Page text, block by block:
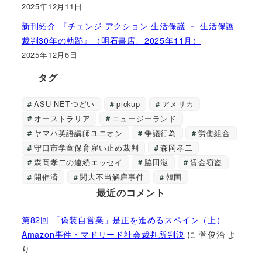
2025年12月11日
新刊紹介 『チェンジ アクション 生活保護 － 生活保護
裁判30年の軌跡』（明石書店、2025年11月）
2025年12月6日
タグ
ASU-NETつどい pickup
アメリカ
オーストラリア
ニュージーランド
ヤマハ英語講師ユニオン
争議行為
労働組合
守口市学童保育雇い止め裁判
森岡孝二
森岡孝二の連続エッセイ
脇田滋
賃金窃盗
開催済
関大不当解雇事件 韓国
最近のコメント
第82回 「偽装自営業」是正を進めるスペイン（上）
Amazon事件・マドリード社会裁判所判決 に菅俊治 よ
り